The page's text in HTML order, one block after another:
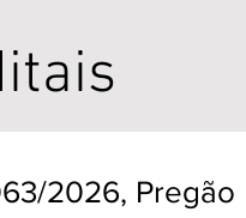
2026, Pregão